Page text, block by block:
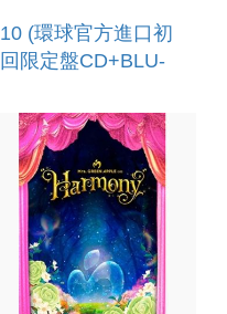
10 (環球官方進口初
回限定盤CD+BLU-